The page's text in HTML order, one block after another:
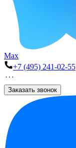
Max
+7 (495) 241-02-55
Заказать звонок